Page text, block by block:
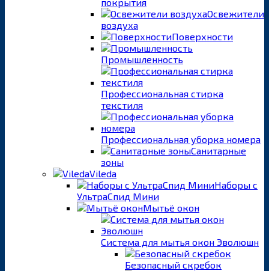
Освежители
воздуха
Поверхности
Промышленность
Профессиональная стирка
текстиля
Профессиональная уборка номера
Санитарные
зоны
Vileda
Наборы с
УльтраСпид Мини
Мытьё окон
Система для мытья окон Эволюшн
Безопасный скребок